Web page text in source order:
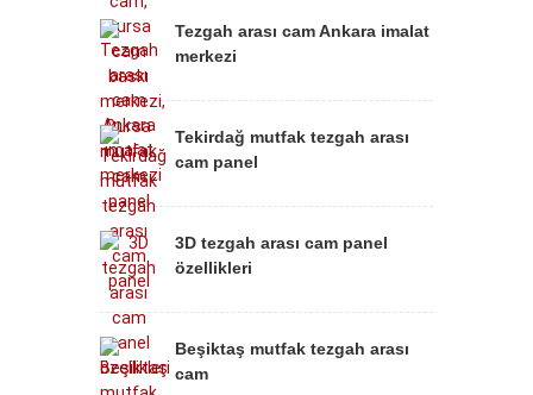
Tezgah arası cam Ankara imalat
merkezi
Tekirdağ mutfak tezgah arası
cam panel
3D tezgah arası cam panel
özellikleri
Beşiktaş mutfak tezgah arası
cam